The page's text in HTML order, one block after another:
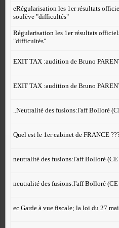
eRégularisation les 1er résultats
soulève "difficultés"
Régularisation les 1er résultats
"difficultés"
EXIT TAX :audition de Bruno
EXIT TAX :audition de Bruno
..Neutralité des fusions:l'aff Bolloré
Quel est le 1er cabinet de FRANCE
neutralité des fusions:l'aff Bolloré
neutralité des fusions:l'aff Bolloré
ec Garde à vue fiscale; la loi du 27